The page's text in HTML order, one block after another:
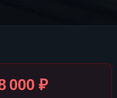
000 ₽